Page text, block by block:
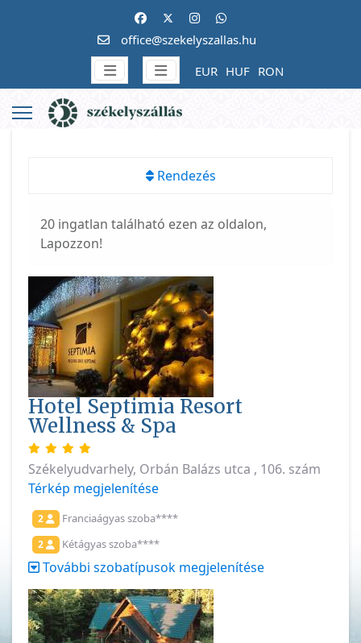
office@szekelyszallas.hu
EUR HUF RON
Rendezés
20 ingatlan található ezen az oldalon,
Lapozzon!
Hotel Septimia Resort
Wellness & Spa
Székelyudvarhely, Orbán Balázs utca , 106. szám
Térkép megjelenítése
2 Franciaágyas szoba****
2 Kétágyas szoba****
További szobatípusok megjelenítése